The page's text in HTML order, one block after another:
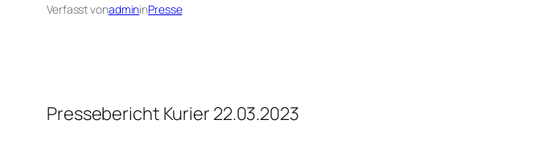
Verfasst vonadmininPresse
Pressebericht Kurier 22.03.2023